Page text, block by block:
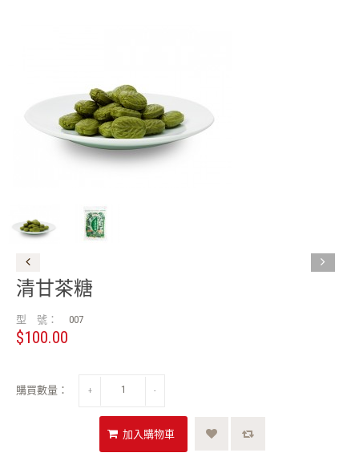
清甘茶糖
型 號： 007
$100.00
購買數量： + -